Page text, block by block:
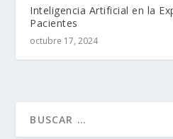
Inteligencia Artificial en la
Pacientes
octubre 17, 2024